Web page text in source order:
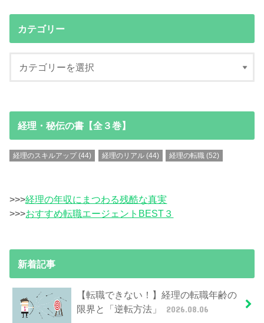
カテゴリー
経理・秘伝の書【全３巻】
経理のスキルアップ (44) 経理のリアル(44) 経理の転職(52)
>>>経理の年収にまつわる残酷な真実
>>>おすすめ転職エージェントBEST３
新着記事
【転職できない！】経理の転職年齢の
限界と「逆転方法」
2026.08.06